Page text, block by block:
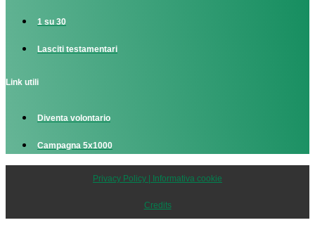
1 su 30
Lasciti testamentari
Link utili
Diventa volontario
Campagna 5x1000
Privacy Policy | Informativa cookie
Credits